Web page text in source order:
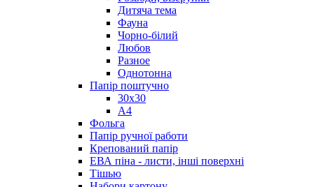
Дитяча тема
Фауна
Чорно-білий
Любов
Разное
Однотонна
Папір поштучно
30х30
А4
Фольга
Папір ручної работи
Крепований папір
ЕВА піна - листи, інші поверхні
Тішью